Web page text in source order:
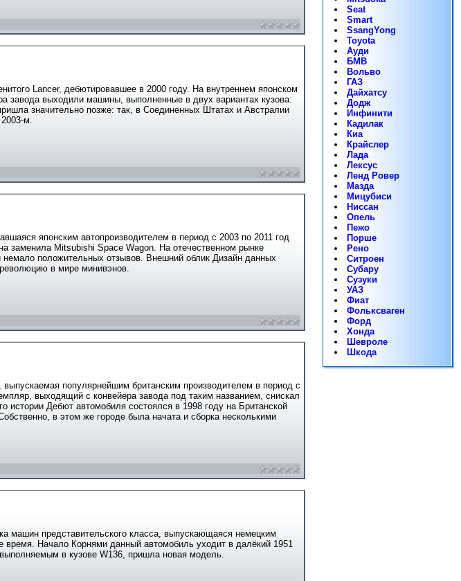
Lancer, дебютировавшее в 2000 году. На внутреннем японском
завода выходили машины, выполненные в двух вариантах кузова:
значительно позже: так, в Соединенных Штатах и Австралии
м.
японским автопроизводителем в период с 2003 по 2011 год
заменила Mitsubishi Space Wagon. На отечественном рынке
немало положительных отзывов. Внешний облик Дизайн данных
в мире минивэнов.
популярнейшим британским производителем в период с
выходящий с конвейера завода под таким названием, снискал
истории Дебют автомобиля состоялся в 1998 году на Британской
в этом же городе была начата и сборка несколькими
машин представительского класса, выпускающаяся немецким
время. Начало Корнями данный автомобиль уходит в далёкий 1951
в кузове W136, пришла новая модель.
Seat
Smart
SsangYong
Toyota
Ауди
БМВ
Вольво
ГАЗ
Дайхатсу
Додж
Инфинити
Кадилак
Киа
Крайслер
Лада
Лексус
Ленд Ровер
Мазда
Мицубиси
Ниссан
Опель
Пежо
Порше
Рено
Ситроен
Субару
Сузуки
УАЗ
Фиат
Фольксваген
Форд
Хонда
Шевроле
Шкода